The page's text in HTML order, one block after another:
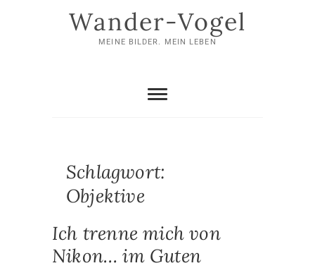
Wander-Vogel
MEINE BILDER. MEIN LEBEN
Schlagwort:
Objektive
Ich trenne mich von
Nikon… im Guten